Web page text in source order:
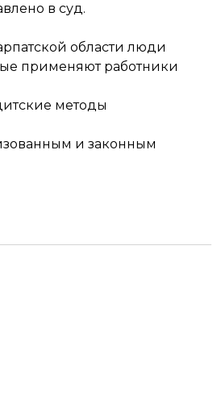
в суд.
области люди
применяют работники
методы
и законным